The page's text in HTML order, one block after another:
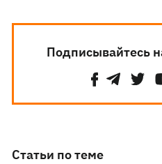
Подписывайтесь
Статьи по теме